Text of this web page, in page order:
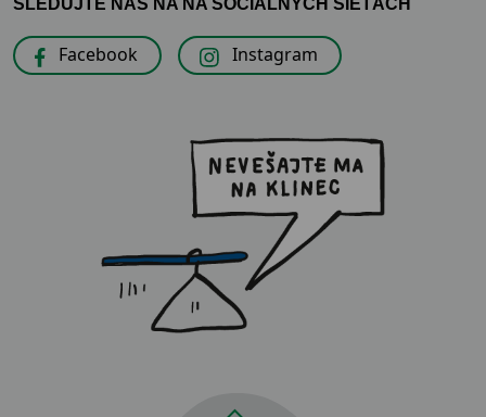
SLEDUJTE NÁS NA NA SOCIÁLNYCH SIEŤACH
Facebook Instagram